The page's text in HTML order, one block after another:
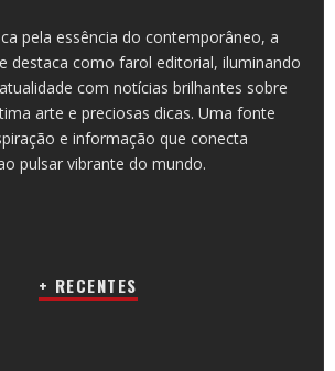
pela essência do contemporâneo, a
destaca como farol editorial, iluminando
com notícias brilhantes sobre
arte e preciosas dicas. Uma fonte
e informação que conecta
pulsar vibrante do mundo.
+ RECENTES